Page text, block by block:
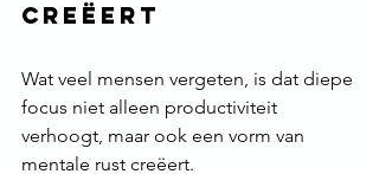
creëert
Wat veel mensen vergeten, is dat diepe
focus niet alleen productiviteit
verhoogt, maar ook een vorm van
mentale rust creëert.